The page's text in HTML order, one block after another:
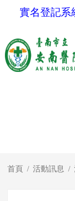
實名登記系
首頁 活動訊息